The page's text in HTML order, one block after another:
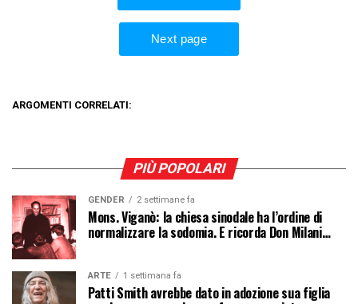
ARGOMENTI CORRELATI:
PIÙ POPOLARI
GENDER 2 settimane fa
Mons. Viganò: la chiesa sinodale ha l’ordine di
normalizzare la sodomia. E ricorda Don Milani…
ARTE 1 settimana fa
Patti Smith avrebbe dato in adozione sua figlia